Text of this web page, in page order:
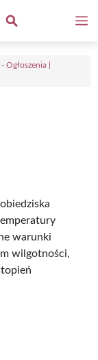
Ogłoszenia |
warunki
wilgotności,